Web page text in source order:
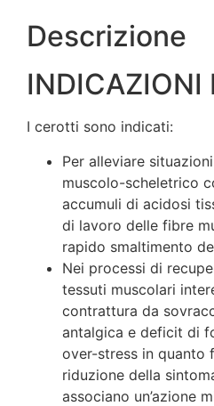
Descrizione
INDICAZIONI
I cerotti sono indicati:
Per alleviare
muscolo-scheletrico
accumuli di acidosi
di lavoro delle fibre
rapido smaltimento
Nei processi di
tessuti muscolari
contrattura da
antalgica e deficit di
over-stress in quanto
riduzione della
associano un’azione